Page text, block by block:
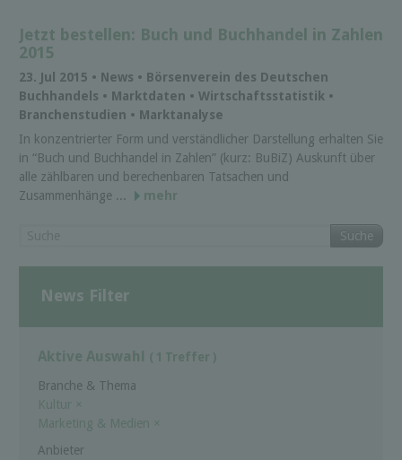
Jetzt bestellen: Buch und Buchhandel in Zahlen
2015
23. Jul 2015 • News • Börsenverein des Deutschen
Buchhandels • Marktdaten • Wirtschaftsstatistik •
Branchenstudien • Marktanalyse
In konzentrierter Form und verständlicher Darstellung erhalten Sie
in “Buch und Buchhandel in Zahlen” (kurz: BuBiZ) Auskunft über
alle zählbaren und berechenbaren Tatsachen und
Zusammenhänge ...
mehr
Suche
News Filter
Aktive Auswahl ( 1 Treffer )
Branche & Thema
Kultur
×
Marketing & Medien ×
Anbieter